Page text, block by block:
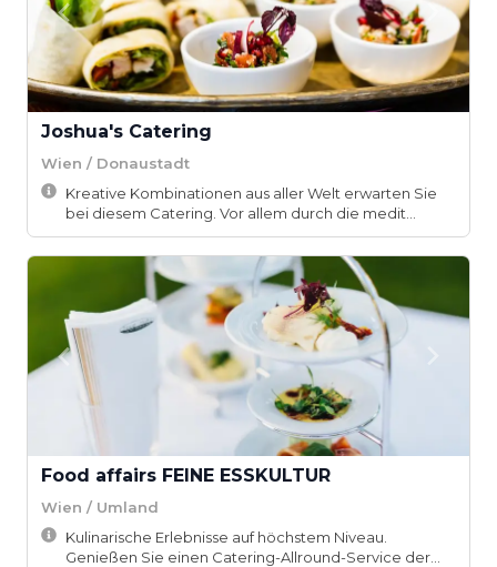
Joshua's Catering
Wien / Donaustadt
Kreative Kombinationen aus aller Welt erwarten Sie
bei diesem Catering. Vor allem durch die medit...
Food affairs FEINE ESSKULTUR
Wien / Umland
Kulinarische Erlebnisse auf höchstem Niveau.
Genießen Sie einen Catering-Allround-Service der